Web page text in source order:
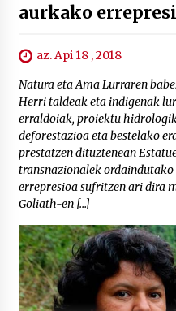
aurkako
az. Api 18 , 2018
Natura eta Ama Lurraren
Herri taldeak eta indigenak
erraldoiak, proiektu
deforestazioa eta bestelako
prestatzen dituztenean
transnazionalek
errepresioa sufritzen ari dira
Goliath-en […]